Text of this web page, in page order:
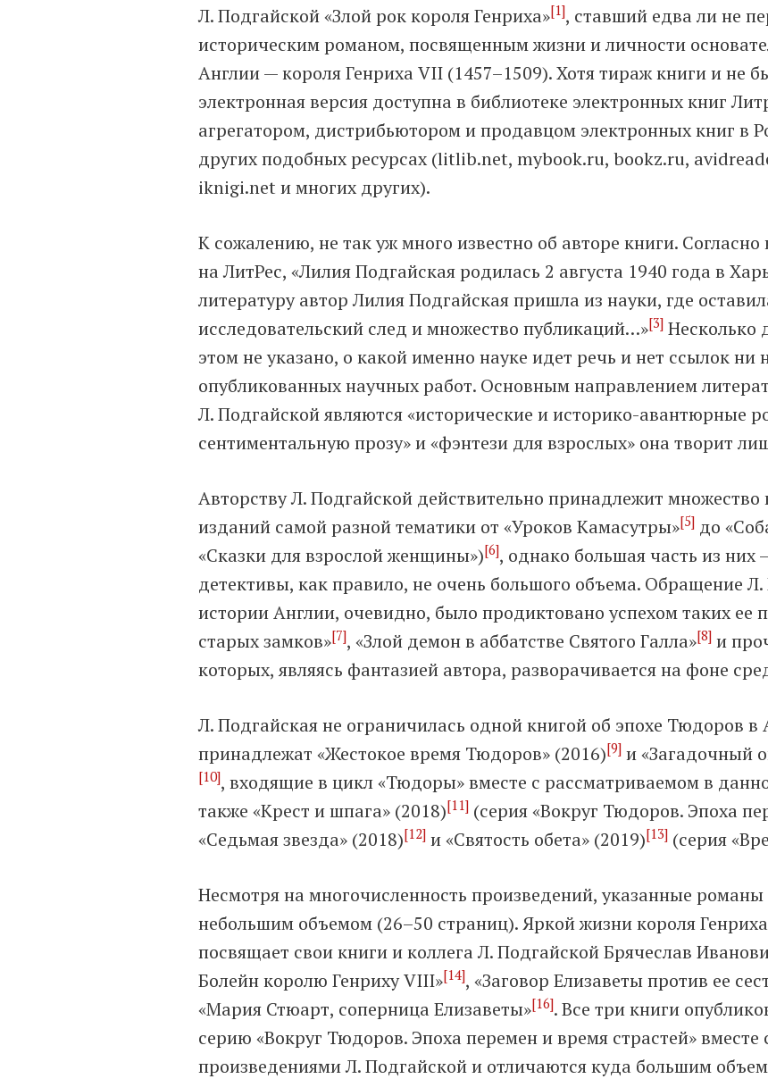
Л. Подгайской «Злой рок короля Генриха»[1], ставший едва ли не
историческим романом, посвященным жизни и личности
Англии — короля Генриха VII (1457–1509). Хотя тираж книги и не
электронная версия доступна в библиотеке электронных книг
агрегатором, дистрибьютором и продавцом электронных книг в
других подобных ресурсах (litlib.net, mybook.ru, bookz.ru,
iknigi.net и многих других).
К сожалению, не так уж много известно об авторе книги.
на ЛитРес, «Лилия Подгайская родилась 2 августа 1940 года в
литературу автор Лилия Подгайская пришла из науки, где
исследовательский след и множество публикаций…»[3] Несколько
этом не указано, о какой именно науке идет речь и нет ссылок ни
опубликованных научных работ. Основным направлением
Л. Подгайской являются «исторические и историко-авантюрные
сентиментальную прозу» и «фэнтези для взрослых» она творит
Авторству Л. Подгайской действительно принадлежит множество
изданий самой разной тематики от «Уроков Камасутры»[5] до
«Сказки для взрослой женщины»)[6], однако большая часть из
детективы, как правило, не очень большого объема. Обращение
истории Англии, очевидно, было продиктовано успехом таких ее
старых замков»[7], «Злой демон в аббатстве Святого Галла»[8] и
которых, являясь фантазией автора, разворачивается на фоне
Л. Подгайская не ограничилась одной книгой об эпохе Тюдоров в
принадлежат «Жестокое время Тюдоров» (2016)[9] и «Загадочный
[10], входящие в цикл «Тюдоры» вместе с рассматриваемом в
также «Крест и шпага» (2018)[11] (серия «Вокруг Тюдоров. Эпоха
«Седьмая звезда» (2018)[12] и «Святость обета» (2019)[13] (серия
Несмотря на многочисленность произведений, указанные
небольшим объемом (26–50 страниц). Яркой жизни короля
посвящает свои книги и коллега Л. Подгайской Брячеслав
Болейн королю Генриху VIII»[14], «Заговор Елизаветы против ее
«Мария Стюарт, соперница Елизаветы»[16]. Все три книги
серию «Вокруг Тюдоров. Эпоха перемен и время страстей»
произведениями Л. Подгайской и отличаются куда большим